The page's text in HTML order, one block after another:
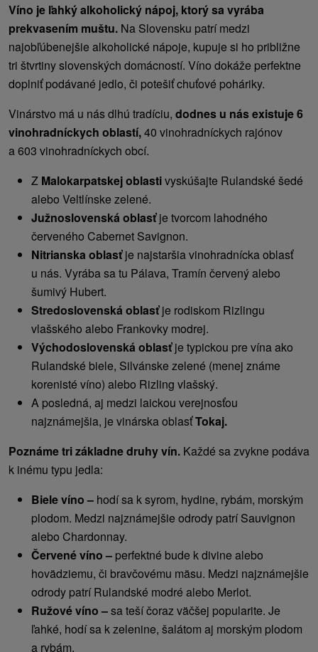
Víno je ľahký alkoholický nápoj, ktorý sa vyrába
prekvasením muštu. Na Slovensku patrí medzi
najobľúbenejšie alkoholické nápoje, kupuje si ho približne
tri štvrtiny slovenských domácností. Víno dokáže perfektne
doplniť podávané jedlo, či potešiť chuťové poháriky.
Vinárstvo má u nás dlhú tradíciu, dodnes u nás existuje 6
vinohradníckych oblastí,40 vinohradníckych rajónov
a 603 vinohradníckych obcí.
Z Malokarpatskej oblastivyskúšajte Rulandské šedé
alebo Veltlínske zelené.
Južnoslovenská oblasťje tvorcom lahodného
červeného Cabernet Savignon.
Nitrianska oblasťje najstaršia vinohradnícka oblasť
u nás. Vyrába sa tu Pálava, Tramín červený alebo
šumivý Hubert.
Stredoslovenská oblasťje rodiskom Rizlingu
vlašského alebo Frankovky modrej.
Východoslovenská oblasťje typickou pre vína ako
Rulandské biele, Silvánske zelené (menej známe
korenisté víno) alebo Rizling vlašský.
A posledná, aj medzi laickou verejnosťou
najznámejšia, je vinárska oblasťTokaj.
Poznáme tri základne druhy vín. Každé sa zvykne podáva
k inému typu jedla:
Biele víno – hodí sa k syrom, hydine, rybám, morským
plodom. Medzi najznámejšie odrody patrí Sauvignon
alebo Chardonnay.
Červené víno – perfektné bude k divine alebo
hovädziemu, či bravčovému mäsu. Medzi najznámejšie
odrody patrí Rulandské modré alebo Merlot.
Ružové víno –sa teší čoraz väčšej popularite. Je
ľahké, hodí sa k zelenine, šalátom aj morským plodom
a rybám.